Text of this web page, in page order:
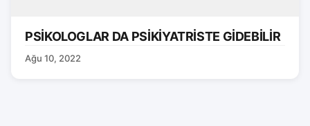
PSİKOLOGLAR DA PSİKİYATRİSTE GİDEBİLİR
Ağu 10, 2022